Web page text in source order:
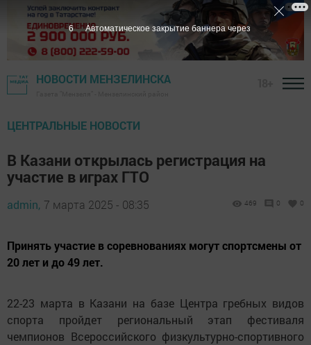
НОВОСТИ МЕНЗЕЛИНСКА
ЦЕНТРАЛЬНЫЕ НОВОСТИ
В Казани открылась регистрация на
участие в играх ГТО
admin, 7 марта 2025 - 08:35 469 0 0
Принять участие в соревнованиях могут спортсмены от
20 лет и до 49 лет.
22-23 марта в Казани на базе Центра гребных видов
спорта пройдет региональный этап фестиваля
чемпионов Всероссийского физкультурно-спортивного
4 Автоматическое закрытие баннера через